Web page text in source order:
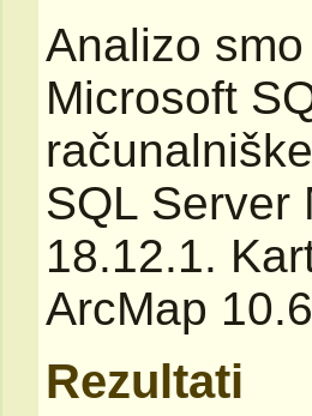
Analizo
Microsoft
SQL Server
18.12.1.
ArcMap
Rezultati